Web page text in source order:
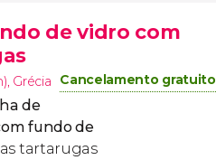
de vidro com
, Grécia Cancelamento gratuito
de
fundo de
tartarugas